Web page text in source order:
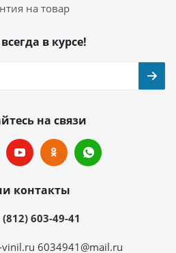
на товар
в курсе!
на связи
контакты
(812) 603-49-41
vinil.ru 6034941@mail.ru